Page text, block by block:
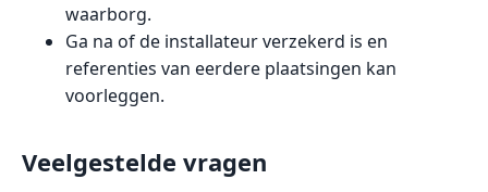
waarborg.
Ga na of de installateur verzekerd is en
referenties van eerdere plaatsingen kan
voorleggen.
Veelgestelde vragen